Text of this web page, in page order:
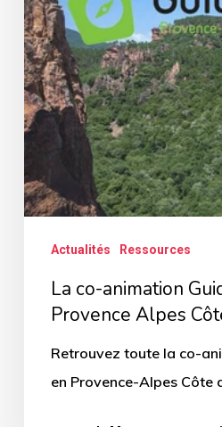
Provence
Alpes
Côte
d’Azur
Actualités Ressources
La co-animation
Provence Alpes
Retrouvez toute la co-
en Provence-Alpes Côte